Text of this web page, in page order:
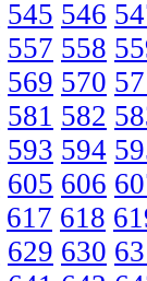
545 546
557 558
569 570
581 582
593 594
605 606
617 618
629 630